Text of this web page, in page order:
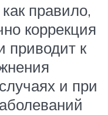
правило,
коррекция
приводит к
и при